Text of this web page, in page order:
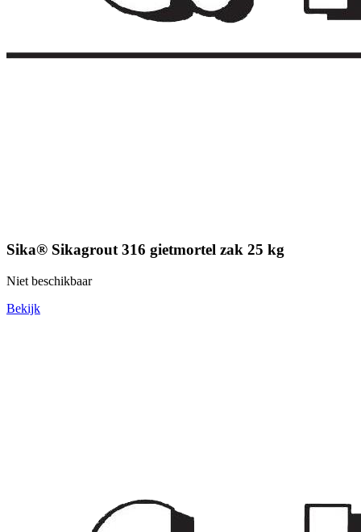
Sika® Sikagrout 316 gietmortel zak 25 kg
Niet beschikbaar
Bekijk